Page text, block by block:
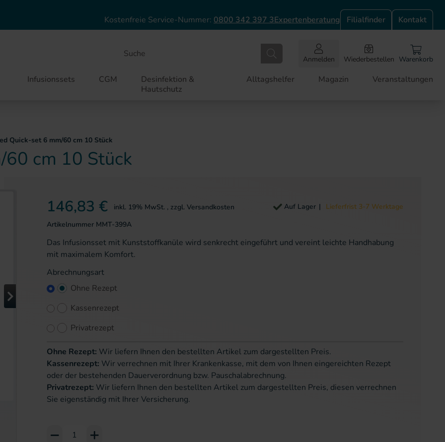
Kostenfreie Service-Nummer: 0800 342 397 3Expertenberatung Filialfinder Kontakt
Suche
Anmelden Wiederbestellen Warenkorb
Infusionssets CGM
Desinfektion &
Hautschutz
Alltagshelfer Magazin Veranstaltungen
Quick-set 6 mm/60 cm 10 Stück
cm 10 Stück
146,83 € inkl. 19% MwSt. , zzgl. Versandkosten
Artikelnummer MMT-399A
Auf Lager Lieferfrist 3-7 Werktage
Das Infusionsset mit Kunststoffkanüle wird senkrecht eingeführt und vereint leichte Handhabung
mit maximalem Komfort.
Abrechnungsart
Ohne Rezept
Kassenrezept
Privatrezept
Ohne Rezept: Wir liefern Ihnen den bestellten Artikel zum dargestellten Preis.
Kassenrezept: Wir verrechnen mit Ihrer Krankenkasse, mit dem von Ihnen eingereichten Rezept
oder der bestehenden Dauerverordnung bzw. Pauschalabrechnung.
Privatrezept: Wir liefern Ihnen den bestellten Artikel zum dargestellten Preis, diesen verrechnen
Sie eigenständig mit Ihrer Versicherung.
Add to Cart or Wish List